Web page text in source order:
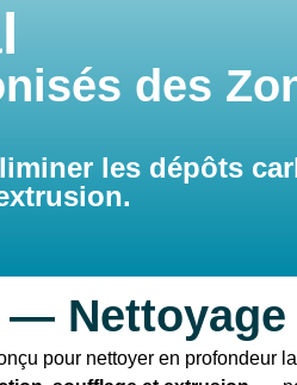
des
les dépôts
—
pour nettoyer en profondeur